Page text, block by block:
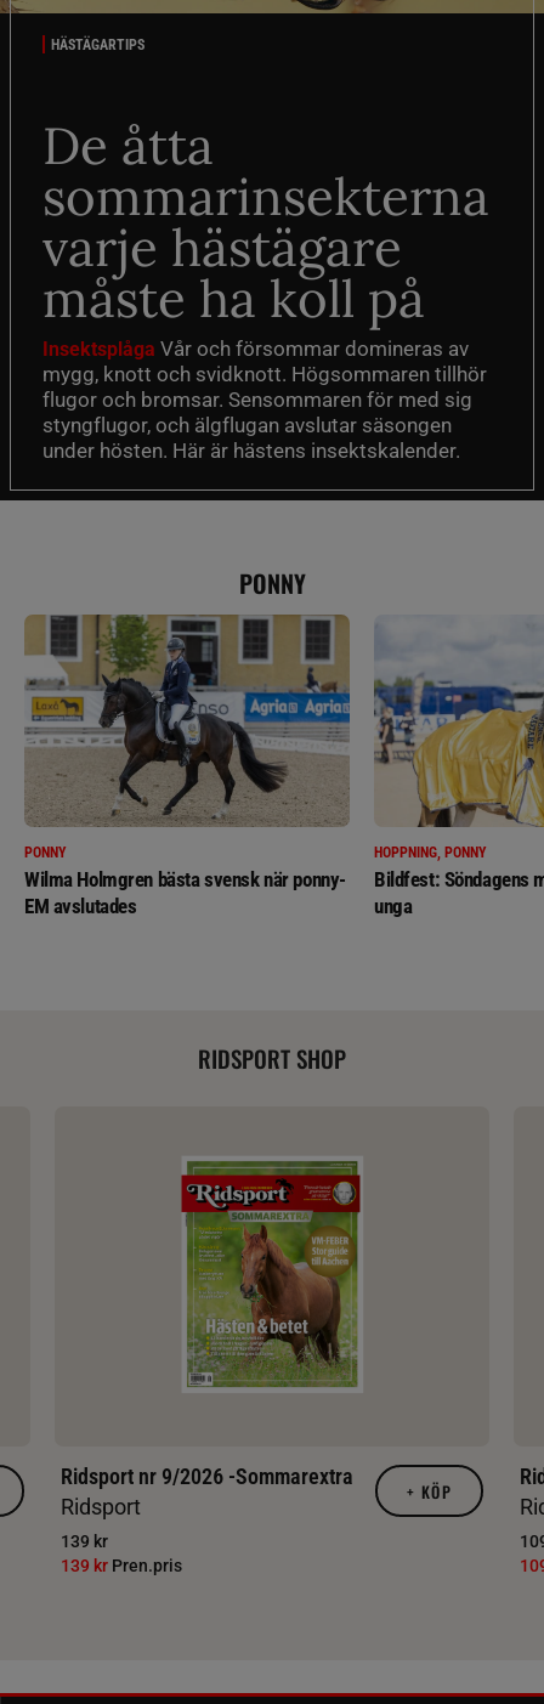
HÄSTÄGARTIPS
De åtta
sommarinsekterna
varje hästägare
måste ha koll på
Insektsplåga Vår och försommar domineras av
mygg, knott och svidknott. Högsommaren tillhör
flugor och bromsar. Sensommaren för med sig
styngflugor, och älgflugan avslutar säsongen
under hösten. Här är hästens insektskalender.
PONNY
PONNY
Wilma Holmgren bästa svensk när ponny-
EM avslutades
HOPPNING, PONNY
Bildfest: Söndagens
unga
RIDSPORT SHOP
Ridsport nr 9/2026 -Sommarextra
Ridsport
139 kr
139 kr Pren.pris
+ KÖP